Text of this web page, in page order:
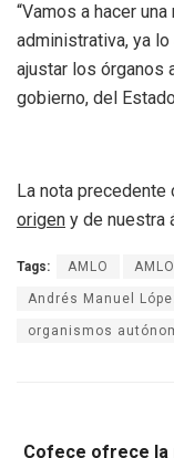
“Vamos a hacer
administrativa, ya lo
ajustar los órganos
gobierno, del
La nota
origen y de nuestra
Tags: AMLO
Andrés Manuel
organismos
Cofece ofrece la